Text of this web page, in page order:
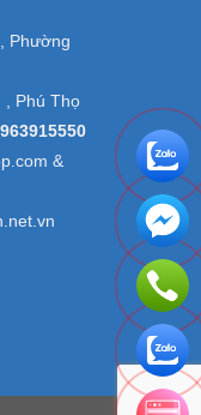
Phường
, Phú Thọ
&